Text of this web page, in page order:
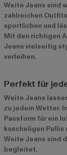
Weite Jeans sind
zahlreichen
sportlichen und
Mit den richtigen
Jeans vielseitig
verleihen.
Perfekt für
Weite Jeans
zu jedem Wetter.
Passform für ein
kuscheligen Pullis
Weite Jeans sind
begleitet.